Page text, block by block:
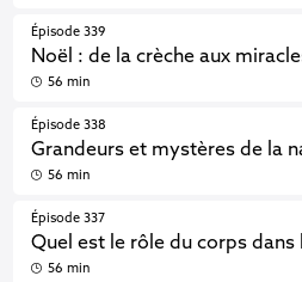
Épisode 339
Noël : de la crèche aux
56 min
Épisode 338
Grandeurs et mystères de la
56 min
Épisode 337
Quel est le rôle du corps dans
56 min